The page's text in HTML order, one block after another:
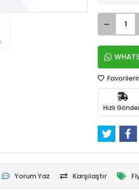
Hızlı
Yorum Yaz Karşılaştır